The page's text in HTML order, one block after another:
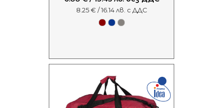
8.25 € / 16.14 лв. с ДДС